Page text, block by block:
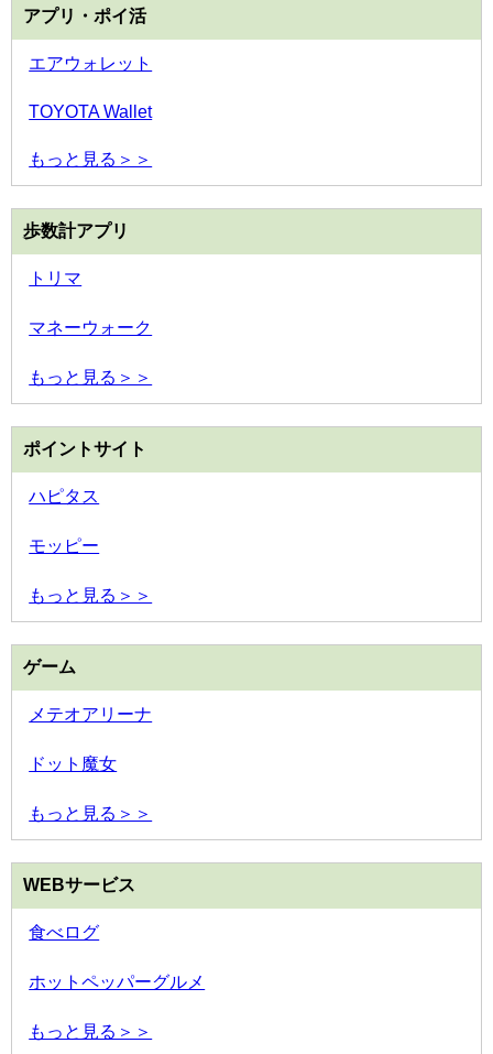
アプリ・ポイ活
エアウォレット
TOYOTA Wallet
もっと見る＞＞
歩数計アプリ
トリマ
マネーウォーク
もっと見る＞＞
ポイントサイト
ハピタス
モッピー
もっと見る＞＞
ゲーム
メテオアリーナ
ドット魔女
もっと見る＞＞
WEBサービス
食べログ
ホットペッパーグルメ
もっと見る＞＞